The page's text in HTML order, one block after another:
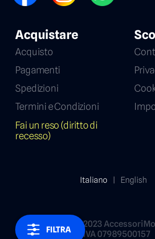
FILTRA
Acquistare
Acquisto
Pagamenti
Spedizioni
Termini e Condizioni
Fai un reso (diritto di
recesso)
Italiano | English
Copyright 2023
P.IVA 07989500157